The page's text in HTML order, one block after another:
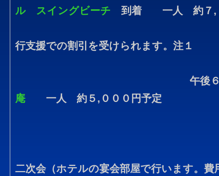
ル スイングビーチ 到着 一人 約７,０
行支援での割引を受けられます。注１
午後
庵 一人 約５,０００円予定
二次会（ホテルの宴会部屋で行います。費